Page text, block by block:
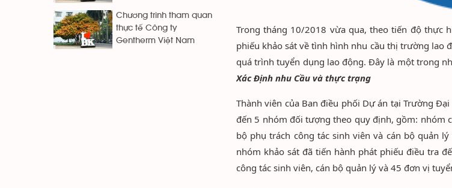
Trong tháng 10/2018 vừa qua, theo tiến độ thực
phiếu khảo sát về tình hình nhu cầu thị trường lao
quá trình tuyển dụng lao động. Đây là một trong
Xác Định nhu Cầu và thực trạng
Thành viên của Ban điều phối Dự án tại Trường
đến 5 nhóm đối tượng theo quy định, gồm: nhóm
bộ phụ trách công tác sinh viên và cán bộ quản
nhóm khảo sát đã tiến hành phát phiếu điều tra
công tác sinh viên, cán bộ quản lý và 45 đơn vị
Chương trình tham quan
thực tế Công ty
Gentherm Việt Nam